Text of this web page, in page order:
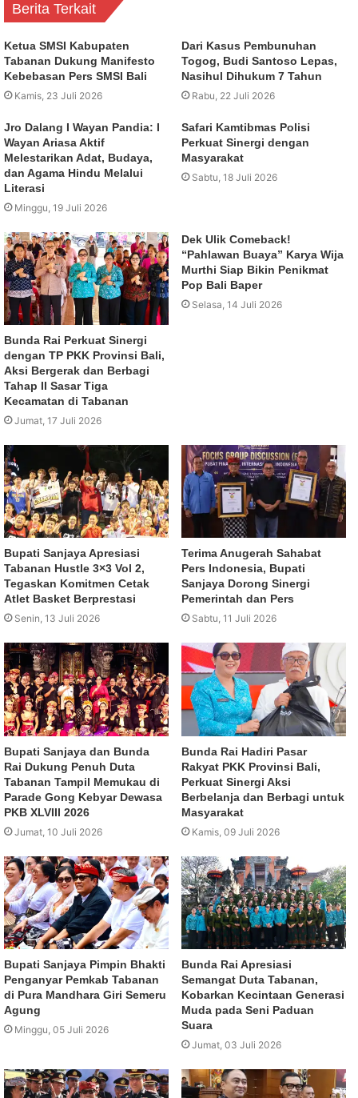
Berita Terkait
Ketua SMSI Kabupaten
Tabanan Dukung Manifesto
Kebebasan Pers SMSI Bali
Kamis, 23 Juli 2026
Dari Kasus Pembunuhan
Togog, Budi Santoso Lepas,
Nasihul Dihukum 7 Tahun
Rabu, 22 Juli 2026
Jro Dalang I Wayan Pandia: I
Wayan Ariasa Aktif
Melestarikan Adat, Budaya,
dan Agama Hindu Melalui
Literasi
Minggu, 19 Juli 2026
Safari Kamtibmas Polisi
Perkuat Sinergi dengan
Masyarakat
Sabtu, 18 Juli 2026
Bunda Rai Perkuat Sinergi
dengan TP PKK Provinsi Bali,
Aksi Bergerak dan Berbagi
Tahap II Sasar Tiga
Kecamatan di Tabanan
Jumat, 17 Juli 2026
Dek Ulik Comeback!
“Pahlawan Buaya” Karya Wija
Murthi Siap Bikin Penikmat
Pop Bali Baper
Selasa, 14 Juli 2026
Bupati Sanjaya Apresiasi
Tabanan Hustle 3×3 Vol 2,
Tegaskan Komitmen Cetak
Atlet Basket Berprestasi
Senin, 13 Juli 2026
Terima Anugerah Sahabat
Pers Indonesia, Bupati
Sanjaya Dorong Sinergi
Pemerintah dan Pers
Sabtu, 11 Juli 2026
Bupati Sanjaya dan Bunda
Rai Dukung Penuh Duta
Tabanan Tampil Memukau di
Parade Gong Kebyar Dewasa
PKB XLVIII 2026
Jumat, 10 Juli 2026
Bunda Rai Hadiri Pasar
Rakyat PKK Provinsi Bali,
Perkuat Sinergi Aksi
Berbelanja dan Berbagi untuk
Masyarakat
Kamis, 09 Juli 2026
Bupati Sanjaya Pimpin Bhakti
Penganyar Pemkab Tabanan
di Pura Mandhara Giri Semeru
Agung
Minggu, 05 Juli 2026
Bunda Rai Apresiasi
Semangat Duta Tabanan,
Kobarkan Kecintaan Generasi
Muda pada Seni Paduan
Suara
Jumat, 03 Juli 2026